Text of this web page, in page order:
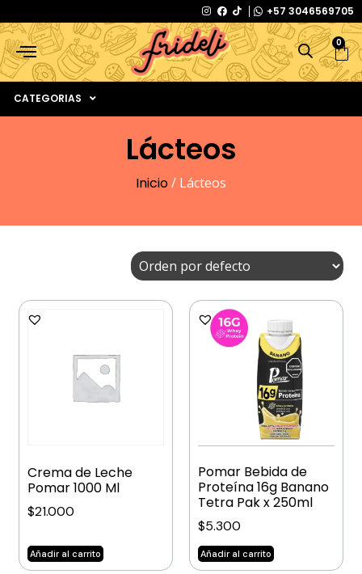
+57 3046569705
0
CATEGORIAS
Lácteos
Inicio/ Lácteos
Crema de Leche
Pomar 1000 Ml
$21.000
Añadir al carrito
Pomar Bebida de
Proteína 16g Banano
Tetra Pak x 250ml
$5.300
Añadir al carrito